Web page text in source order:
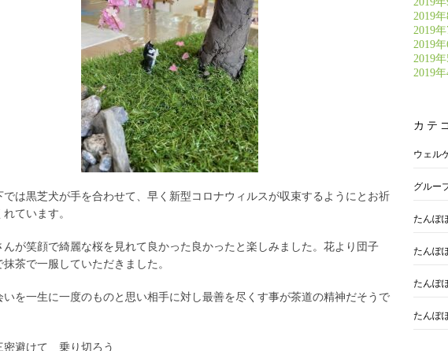
では黒芝犬が手を合わせて、早く新型コロナウィルスが収束するようにとお祈
ています。
んが笑顔で綺麗な桜を見れて良かった良かったと楽しみました。花より団子
抹茶で一服していただきました。
いを一生に一度のものと思い相手に対し最善を尽くす事が茶道の精神だそうで
避けて 乗り切ろう
2019年
2019年
2019年
2019年
2019年
カテ
ウェル
グルー
たんぽ
たんぽ
たんぽ
たんぽ